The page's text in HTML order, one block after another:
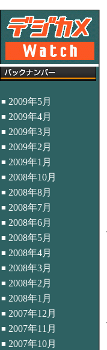
■ 2009年5月
■ 2009年4月
■ 2009年3月
■ 2009年2月
■ 2009年1月
■ 2008年10月
■ 2008年8月
■ 2008年7月
■ 2008年6月
■ 2008年5月
■ 2008年4月
■ 2008年3月
■ 2008年2月
■ 2008年1月
■ 2007年12月
■ 2007年11月
■ 2007年10月